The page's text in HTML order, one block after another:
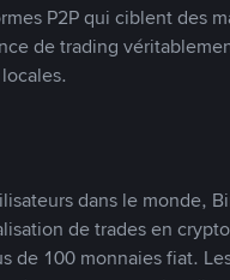
P2P qui ciblent des
de trading
dans le monde,
de trades en
de 100 monnaies fiat.